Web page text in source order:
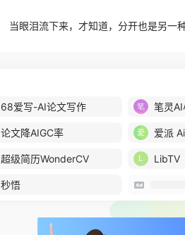
当眼泪流下来，才知道，分开也是另一种
68爱写-AI论文写作 笔灵AI
论文降AIGC率 爱派
超级简历WonderCV LibTV
秒悟